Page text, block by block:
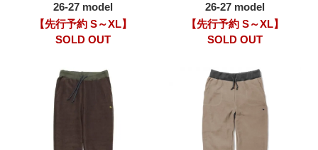
26-27 model
【先行予約 S～XL】
SOLD OUT
26-27 model
【先行予約 S～XL】
SOLD OUT